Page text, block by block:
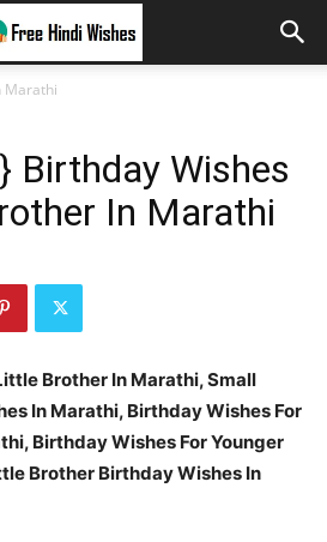
Marathi
Birthday Wishes
In Marathi
Brother In Marathi, Small
In Marathi, Birthday Wishes For
Birthday Wishes For Younger
Brother Birthday Wishes In